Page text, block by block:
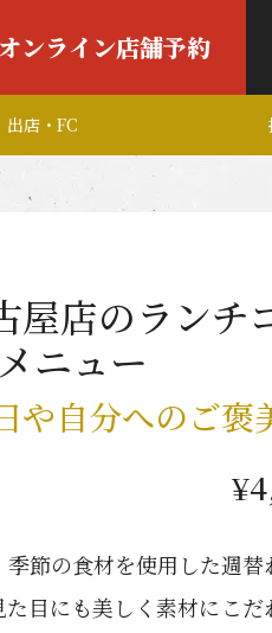
ンライン店舗予約
出店・FC
屋店のランチ
ニュー
や自分へのご褒
節の食材を使用した週替
目にも美しく素材にこだ